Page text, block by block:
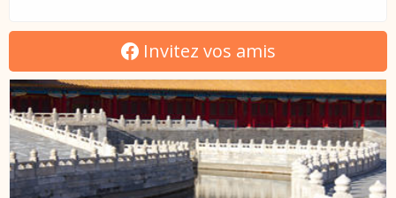
Invitez vos amis